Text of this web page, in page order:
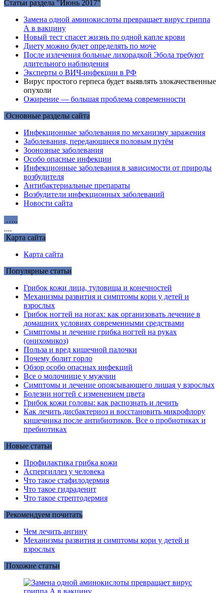
Статьи раздела "Июнь 2017"
Замена одной аминокислоты превращает вирус гриппа
А в вакцину
Новый тест спасет жизнь по одной капле крови
Диету можно будет определять по моче
После излечения больные лихорадкой Эбола требуют
длительного наблюдения
Эксперты о ВИЧ-инфекции в РФ
Вирус простого герпеса будет выявлять злокачественные
опухоли
Ожирение — большая проблема современности
Основные разделы сайта
Инфекционные заболевания по механизму заражения
Заболевания, передающиеся половым путём
Зоонозные заболевания
Особо опасные инфекции
Инфекционные заболевания в зависимости от природы
возбудителя
Антибактериальные препараты
Возбудители инфекционных заболеваний
Новости сайта
…..
....
Карта сайта
Карта сайта
Популярные статьи
Грибок кожи лица, туловища и конечностей
Механизмы развития и симптомы кори у детей и
взрослых
Грибок ногтей на ногах: как организовать лечение в
домашних условиях современными средствами
Симптомы и лечение грибка ногтей на руках
(онихомикоз)
Польза и вред кишечной палочки
Почему болит горло
Обзор особо опасных инфекций
Все о молочнице у мужчин
Симптомы и лечение опоясывающего лишая у взрослых
Болезни ногтей с изменением цвета
Грибок кожи головы: как распознать и лечить
Как лечить дисбактериоз и восстановить микрофлору
кишечника после антибиотиков. Все о пробиотиках и
пребиотиках
Новые статьи
Профилактика грибка кожи
Аспергиллез у человека
Что такое стафилодермия
Что такое гидраденит
Что такое стрептодермия
Рекомендуем почитать
Чем лечить ангину
Механизмы развития и симптомы кори у детей и
взрослых
Похожие статьи